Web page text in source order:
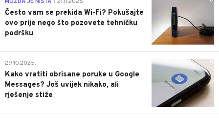
Često vam se prekida Wi-Fi? Pokušajte
ovo prije nego što pozovete tehničku
podršku
0
29.10.2025.
Kako vratiti obrisane poruke u Google
Messages? Još uvijek nikako, ali
rješenje stiže